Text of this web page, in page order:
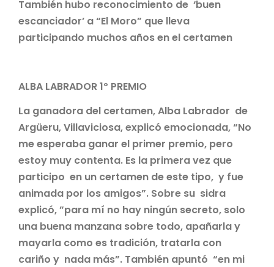
También hubo reconocimiento de ‘buen
escanciador’ a “El Moro” que lleva
participando muchos años en el certamen
ALBA LABRADOR 1º PREMIO
La ganadora del certamen, Alba Labrador de
Argüeru, Villaviciosa, explicó emocionada, “No
me esperaba ganar el primer premio, pero
estoy muy contenta. Es la primera vez que
participo en un certamen de este tipo, y fue
animada por los amigos”. Sobre su sidra
explicó, ”para mí no hay ningún secreto, solo
una buena manzana sobre todo, apañarla y
mayarla como es tradición, tratarla con
cariño y nada más”. También apuntó “en mi